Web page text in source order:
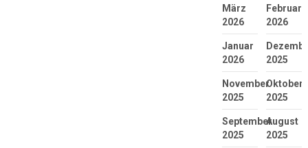
März
2026
Februar
2026
Januar
2026
2025
November
2025
Oktober
2025
September
2025
August
2025